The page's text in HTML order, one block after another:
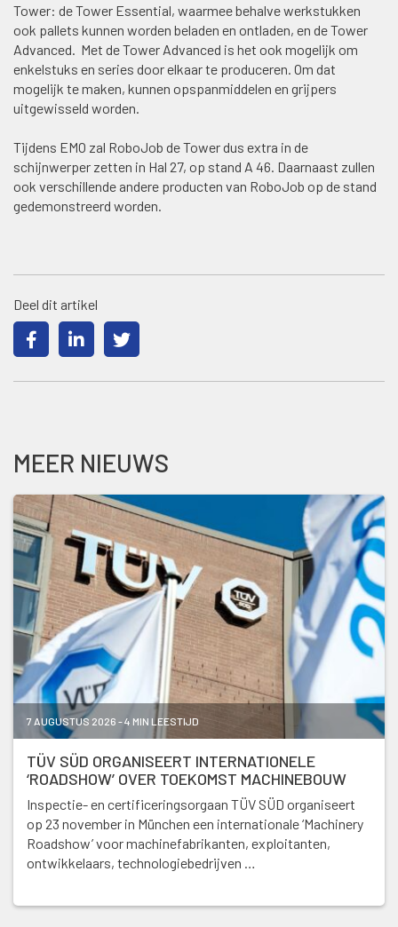
Tower: de Tower Essential, waarmee behalve werkstukken
ook pallets kunnen worden beladen en ontladen, en de Tower
Advanced. Met de Tower Advanced is het ook mogelijk om
enkelstuks en series door elkaar te produceren. Om dat
mogelijk te maken, kunnen opspanmiddelen en grijpers
uitgewisseld worden.
Tijdens EMO zal RoboJob de Tower dus extra in de
schijnwerper zetten in Hal 27, op stand A 46. Daarnaast zullen
ook verschillende andere producten van RoboJob op de stand
gedemonstreerd worden.
Deel dit artikel
MEER NIEUWS
7 AUGUSTUS 2026 - 4 MIN LEESTIJD
TÜV SÜD ORGANISEERT INTERNATIONELE
‘ROADSHOW’ OVER TOEKOMST MACHINEBOUW
Inspectie- en certificeringsorgaan TÜV SÜD organiseert
op 23 november in München een internationale ‘Machinery
Roadshow’ voor machinefabrikanten, exploitanten,
ontwikkelaars, technologiebedrijven …